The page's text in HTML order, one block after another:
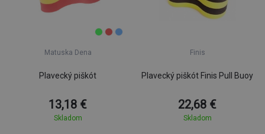
Matuska Dena
Plavecký piškót
13,18 €
Skladom
Finis
Plavecký piškót Finis Pull Buoy
22,68 €
Skladom